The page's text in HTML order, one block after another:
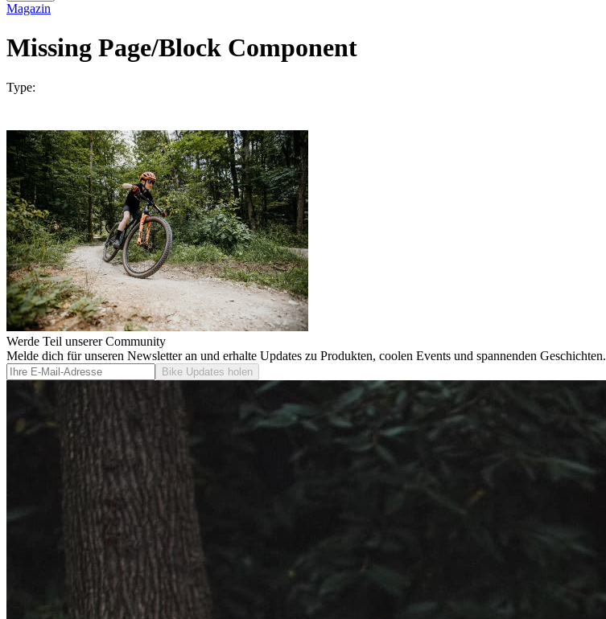
Magazin
Missing Page/Block Component
Type:
Werde Teil unserer Community
Melde dich für unseren Newsletter an und erhalte Updates zu Produkten, coolen Events und spannenden Geschichten.
Bike Updates holen